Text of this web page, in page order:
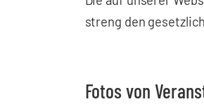
streng den
Fotos von